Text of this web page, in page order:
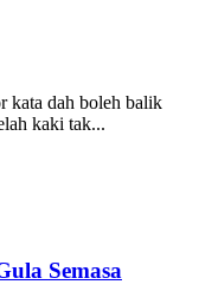
kata dah boleh balik
kaki tak...
Semasa